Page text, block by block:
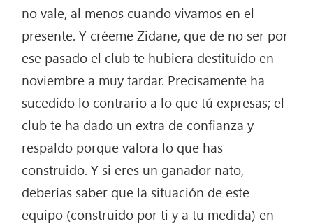
no vale, al menos cuando vivamos en el
presente. Y créeme Zidane, que de no ser por
ese pasado el club te hubiera destituido en
noviembre a muy tardar. Precisamente ha
sucedido lo contrario a lo que tú expresas; el
club te ha dado un extra de confianza y
respaldo porque valora lo que has
construido. Y si eres un ganador nato,
deberías saber que la situación de este
equipo (construido por ti y a tu medida) en